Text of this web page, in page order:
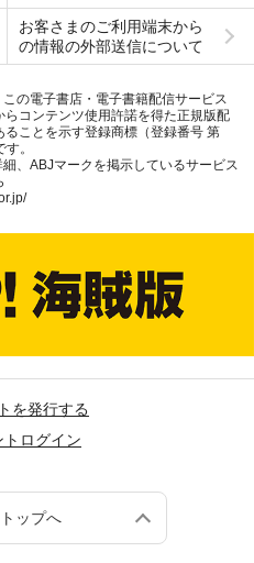
お客さまのご利用端末から
の情報の外部送信について
の電子書店・電子書籍配信サービス
らコンテンツ使用許諾を得た正規版配
ることを示す登録商標（登録番号 第
。
、ABJマークを掲示しているサービス
を発行する
ログイン
ップへ